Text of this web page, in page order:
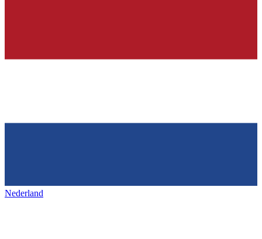
Nederland